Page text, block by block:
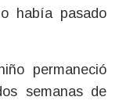
había pasado
permaneció
semanas de